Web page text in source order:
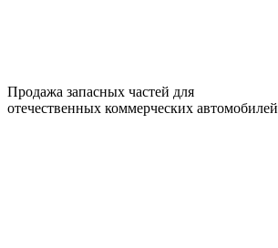
Продажа запасных частей для
отечественных коммерческих автомобилей